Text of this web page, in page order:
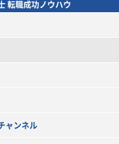
転職成功ノウハウ
ャンネル